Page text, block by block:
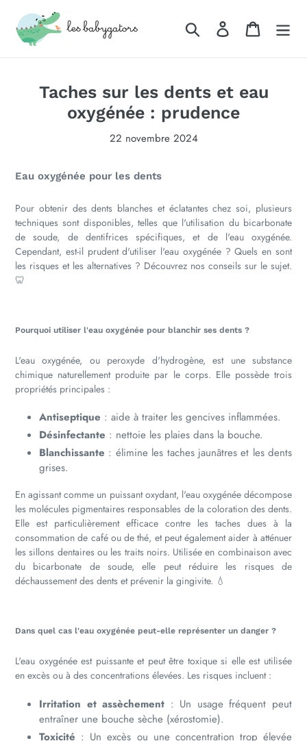
contenu
RechercherSe connecter
Panier
Taches sur les dents et eau
oxygénée : prudence
22 novembre 2024
Eau oxygénée pour les dents
Pour obtenir des dents blanches et éclatantes chez soi, plusieurs
techniques sont disponibles, telles que l'utilisation du bicarbonate
de soude, de dentifrices spécifiques, et de l'eau oxygénée.
Cependant, est-il prudent d'utiliser l'eau oxygénée ? Quels en sont
les risques et les alternatives ? Découvrez nos conseils sur le sujet.
🦷
Pourquoi utiliser l'eau oxygénée pour blanchir ses dents ?
L'eau oxygénée, ou peroxyde d'hydrogène, est une substance
chimique naturellement produite par le corps. Elle possède trois
propriétés principales :
Antiseptique : aide à traiter les gencives inflammées.
Désinfectante : nettoie les plaies dans la bouche.
Blanchissante : élimine les taches jaunâtres et les dents
grises.
En agissant comme un puissant oxydant, l'eau oxygénée décompose
les molécules pigmentaires responsables de la coloration des dents.
Elle est particulièrement efficace contre les taches dues à la
consommation de café ou de thé, et peut également aider à atténuer
les sillons dentaires ou les traits noirs. Utilisée en combinaison avec
du bicarbonate de soude, elle peut réduire les risques de
déchaussement des dents et prévenir la gingivite. 💧
Dans quel cas l'eau oxygénée peut-elle représenter un danger ?
L'eau oxygénée est puissante et peut être toxique si elle est utilisée
en excès ou à des concentrations élevées. Les risques incluent :
Irritation et assèchement : Un usage fréquent peut
entraîner une bouche sèche (xérostomie).
Toxicité : Un excès ou une concentration trop élevée